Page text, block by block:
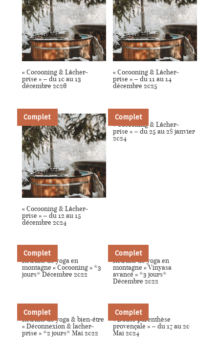
« Cocooning & Lâcher-
prise » – du 10 au 13
décembre 2026
« Cocooning & Lâcher-
prise » – du 11 au 14
décembre 2025
Complet
« Cocooning & Lâcher-
prise » – du 12 au 15
décembre 2024
Complet
« Cocooning & Lâcher-
prise » – du 25 au 28 janvier
2024
Complet
Retraite de yoga en
montagne « Cocooning » *3
jours* Décembre 2022
Complet
Retraite de yoga en
montagne « Vinyasa
avancé » *3 jours*
Décembre 2022
Complet
Retraite de yoga & bien-être
« Déconnexion & lacher-
prise » *2 jours* Mai 2022
Complet
« Douce parenthèse
provençale » – du 17 au 20
Mai 2024